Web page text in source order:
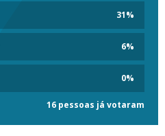
31%
6%
0%
16 pessoas já votaram